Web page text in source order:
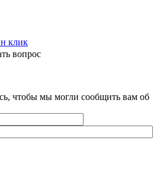
клик
вопрос
чтобы мы могли сообщить вам об